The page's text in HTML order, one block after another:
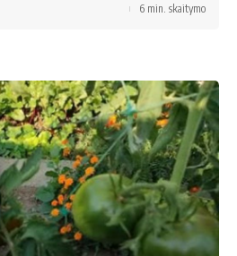
6 min. skaitymo